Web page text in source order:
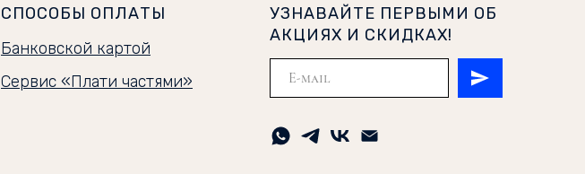
СПОСОБЫ ОПЛАТЫ
Банковской картой
Сервис «Плати частями»
УЗНАВАЙТЕ ПЕРВЫМИ ОБ
АКЦИЯХ И СКИДКАХ!